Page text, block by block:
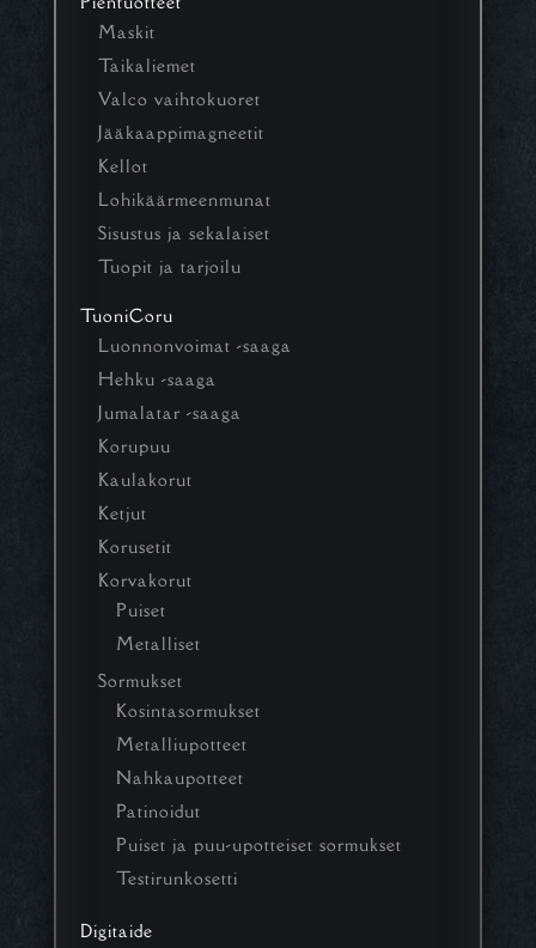
Maskit
Taikaliemet
Valco vaihtokuoret
Jääkaappimagneetit
Kellot
Lohikäärmeenmunat
Sisustus ja sekalaiset
Tuopit ja tarjoilu
TuoniCoru
Luonnonvoimat -saaga
Hehku -saaga
Jumalatar -saaga
Korupuu
Kaulakorut
Ketjut
Korusetit
Korvakorut
Puiset
Metalliset
Sormukset
Kosintasormukset
Metalliupotteet
Nahkaupotteet
Patinoidut
Puiset ja puu-upotteiset sormukset
Testirunkosetti
Digitaide